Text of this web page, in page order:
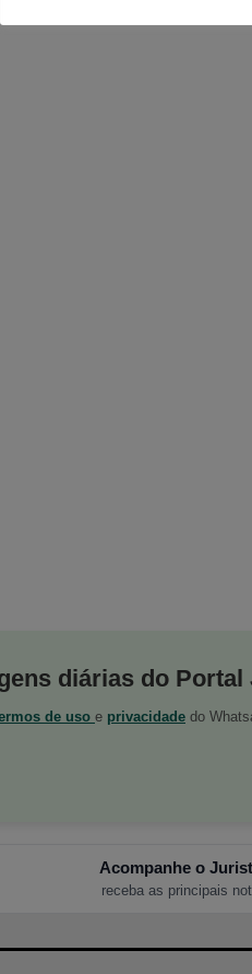
diárias do Portal
de uso e privacidade do
Acompanhe o
receba as principais